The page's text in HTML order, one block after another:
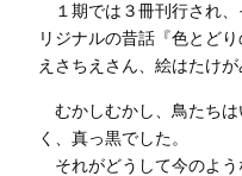
１期では３冊刊行され、
リジナルの昔話『色とど
えさちえさん、絵はたけが
むかしむかし、鳥たちは
く、真っ黒でした。
それがどうして今のよう